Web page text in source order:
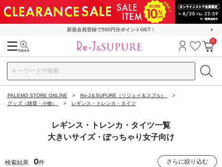
新規会員登録で500円分ポイントGET！
ログイン
お気に
カ
0
PALEMO STORE ONLINE
Re-J＆SUPURE（リジェイ＆スプル）
グッズ（雑貨・小物）
レギンス・トレンカ・タイツ
レギンス・トレンカ・タイツ一覧
大きいサイズ・ぽっちゃり女子向け
検索結果 0件 さらに絞り込む